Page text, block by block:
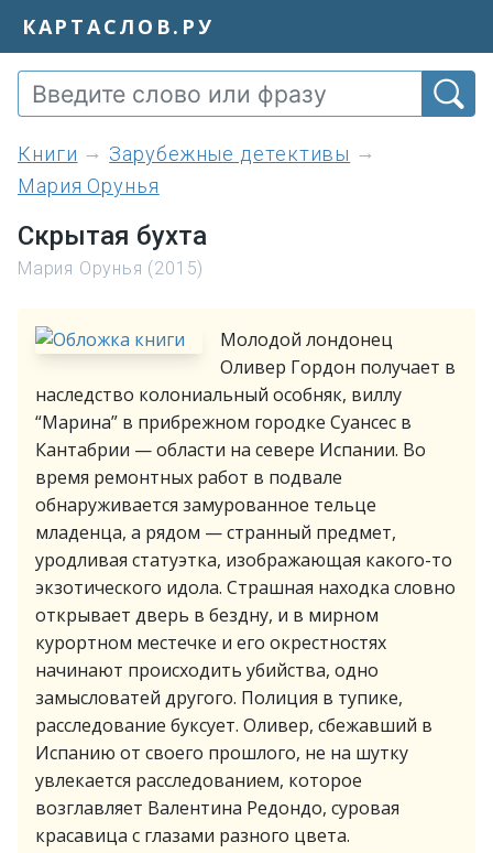
КАРТАСЛОВ.РУ
книги
Зарубежные детективы
Мария Орунья
Скрытая бухта
Мария Орунья (2015)
Молодой лондонец
Оливер Гордон получает в
наследство колониальный особняк, виллу
“Марина” в прибрежном городке Суансес в
Кантабрии — области на севере Испании. Во
время ремонтных работ в подвале
обнаруживается замурованное тельце
младенца, а рядом — странный предмет,
уродливая статуэтка, изображающая какого-то
экзотического идола. Страшная находка словно
открывает дверь в бездну, и в мирном
курортном местечке и его окрестностях
начинают происходить убийства, одно
замысловатей другого. Полиция в тупике,
расследование буксует. Оливер, сбежавший в
Испанию от своего прошлого, не на шутку
увлекается расследованием, которое
возглавляет Валентина Редондо, суровая
красавица с глазами разного цвета.